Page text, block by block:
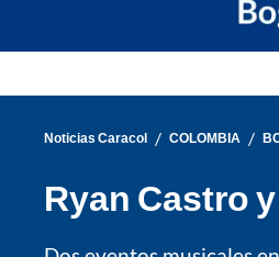
Noticias Caracol / COLOMBIA /
Ryan Castro